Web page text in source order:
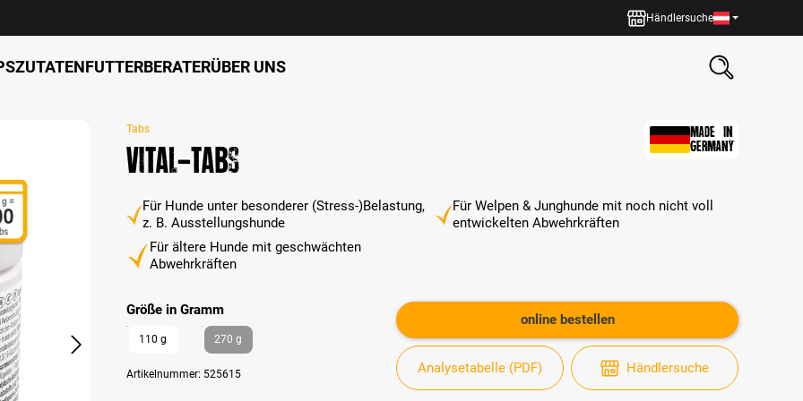
Händlersuche
ZUTATENFUTTERBERATERÜBER UNS
Tabs
VITAL-Tabs
MADE IN
GERMANY
Für Hunde unter besonderer (Stress-)Belastung,
z. B. Ausstellungshunde
Für Welpen & Junghunde mit noch nicht voll
entwickelten Abwehrkräften
Für ältere Hunde mit geschwächten
Abwehrkräften
Größe in Grammauswählen
110 g 270 g
Artikelnummer: 525615
online bestellen
Analysetabelle (PDF) Händlersuche